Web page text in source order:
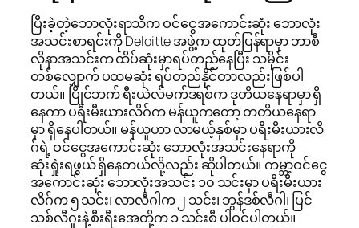
ပြီးခဲ့တဲ့ဘောလုံးရာသီက ဝင်ငွေအကောင်းဆုံး ဘောလုံး
အသင်းစာရင်းကို Deloitte အဖွဲ့က ထုတ်ပြန်ရာမှာ ဘာစီ
လိုနာအသင်းက ထိပ်ဆုံးမှာရပ်တည်နေပြီး သမိုင်း
တစ်လျှောက် ပထမဆုံး ရပ်တည်နိုင်တာလည်းဖြစ်ပါ
တယ်။ ပြိုင်ဘက် ရီးယဲလ်မက်ဒရစ်က ဒုတိယနေရာမှာ ရှိ
နေကာ ပရီးမီးယားလိဂ်က မန်ယူကတော့ တတိယနေရာ
မှာ ရှိနေပါတယ်။ မန်ယူဟာ လာမယ့်နှစ်မှာ ပရီးမီးယားလိ
ဂ်ရဲ့ ဝင်ငွေအကောင်းဆုံး ဘောလုံးအသင်းနေရာကို
ဆုံးရှုံးရဖွယ် ရှိနေတယ်လို့လည်း ဆိုပါတယ်။ ကမ္ဘာ့ဝင်ငွေ
အကောင်းဆုံး ဘောလုံးအသင်း ၁၀ သင်းမှာ ပရီးမီးယား
လိဂ်က ၅ သင်း၊ လာလီဂါက ၂ သင်း၊ ဘွန်ဒစ်လီဂါ၊ ပြင်
သစ်လီဂူးနဲ့ စီးရီး‌အေတို့က ၁ သင်းစီ ပါဝင်ပါတယ်။